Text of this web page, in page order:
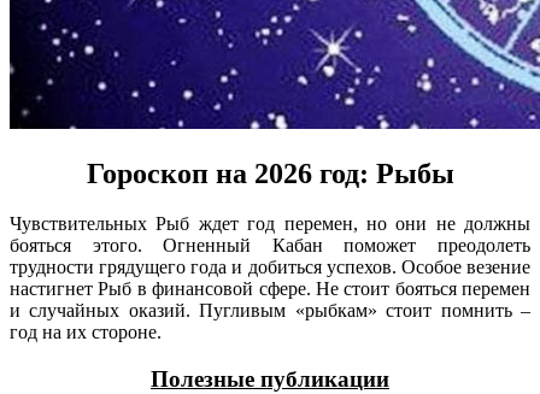
Гороскоп на 2026 год: Рыбы
Чувствительных Рыб ждет год перемен, но они не должны
бояться этого. Огненный Кабан поможет преодолеть
трудности грядущего года и добиться успехов. Особое везение
настигнет Рыб в финансовой сфере. Не стоит бояться перемен
и случайных оказий. Пугливым «рыбкам» стоит помнить –
год на их стороне.
Полезные публикации